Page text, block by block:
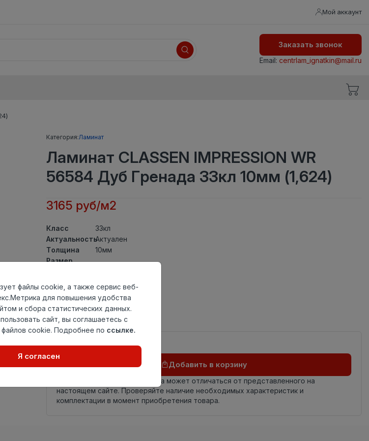
Мой аккаунт
Заказать звонок
Email: centrlam_ignatkin@mail.ru
Категория:Ламинат
Ламинат CLASSEN IMPRESSION WR
56584 Дуб Гренада 33кл 10мм (1,624)
3165 руб/м2
Класс
33кл
АктуальностьАктуален
Толщина
10мм
Размер
Теплый пол
до +27 градусов
Фаска
Замок
Megaloc
Страна
происхождения
Германия
Осталось1 упак
Добавить в корзину
Внимание! Внешний вид товара может отличаться от представленного на
настоящем сайте. Проверяйте наличие необходимых характеристик и
комплектации в момент приобретения товара.
файлы cookie, а также сервис веб-
для повышения удобства
и сбора статистических данных.
сайт, вы соглашаетесь с
файлов cookie. Подробнее по ссылке.
Я согласен